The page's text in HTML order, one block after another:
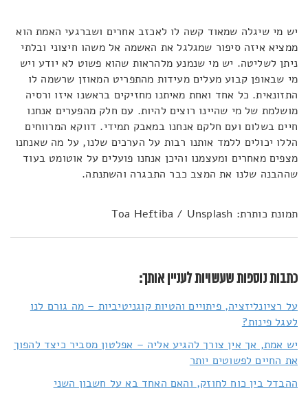
יש מי שיגלה שמאוד קשה לו לאכזב אחרים ושברגעי האמת הוא
ממציא איזה סיפור שמגלגל את האשמה אל משהו חיצוני ובלתי
ניתן לשליטה. יש מי שנמנע מלהראות שהוא פשוט לא יודע ויש
מי שבאופן קבוע מעלים מעידות מהתפריט המאוזן שרשמה לו
התזונאית. כל אחד ואחת מאיתנו מחזיקים בראשנו איזו ורסיה
מושלמת של מי שהיינו רוצים להיות. עם חלק מהפערים אנחנו
חיים בשלום ועם חלקם אנחנו במאבק תמידי. דווקא המרווחים
הללו יכולים ללמד אותנו רבות על הערכים שלנו, על מה שאנחנו
מצפים מאחרים ומעצמנו והיכן אנחנו פועלים על אוטומט בעוד
שההבנה שלנו את המצב כבר התבגרה והשתנתה.
תמונת כותרת: Toa Heftiba / Unsplash
כתבות נוספות שעשויות לעניין אותך:
על רציונליזציה, פיתויים והטיות קוגניטיביות – מה גורם לנו
לעגל פינות?
יש אמת, אך אין צורך להגיע אליה – אפלטון מסביר כיצד להפוך
את החיים לפשוטים יותר
ההבדל בין כוח לחוזק, והאם האחד בא על חשבון השני